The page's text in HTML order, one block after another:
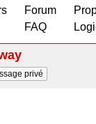
Forum
FAQ
privé